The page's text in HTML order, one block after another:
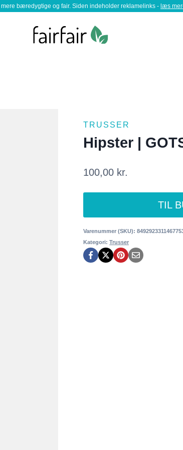
mere bæredygtige og fair. Siden indeholder reklamelinks - læs
TRUSSER
Hipster |
100,00 kr.
TIL
Varenummer (SKU):
Kategori:Trusser